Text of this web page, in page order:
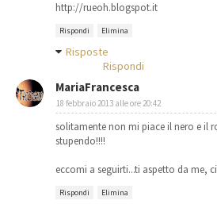
http://rueoh.blogspot.it
Rispondi Elimina
Risposte
Rispondi
MariaFrancesca
18 febbraio 2013 alle ore 20:42
solitamente non mi piace il nero e il
stupendo!!!!
eccomi a seguirti...ti aspetto da me,
Rispondi Elimina